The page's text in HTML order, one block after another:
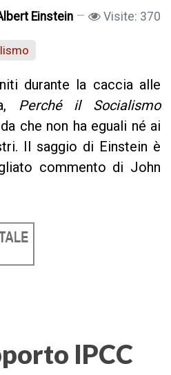
Einstein Visite: 370
durante la caccia alle
Perché il Socialismo
che non ha eguali né ai
Il saggio di Einstein è
commento di John
IPCC